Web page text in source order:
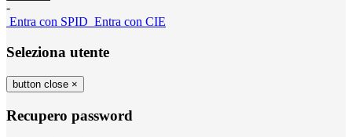
-
Entra con SPID Entra con CIE
Seleziona utente
button close ×
Recupero password